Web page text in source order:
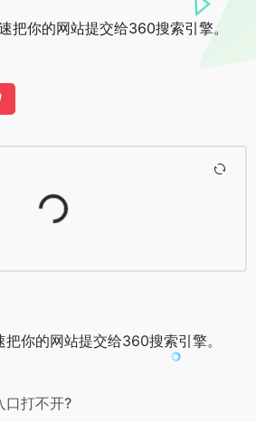
把你的网站提交给360搜索引擎。
Loading...
你的网站提交给360搜索引擎。
口打不开?